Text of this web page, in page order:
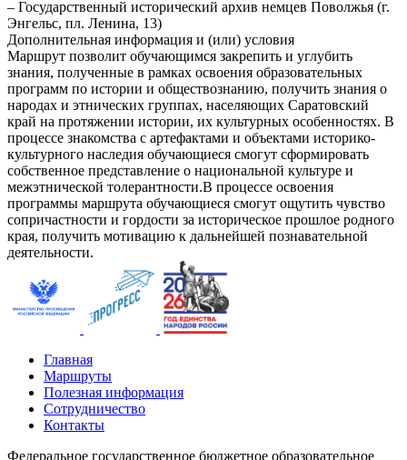
– Государственный исторический архив немцев Поволжья (г.
Энгельс, пл. Ленина, 13)
Дополнительная информация и (или) условия
Маршрут позволит обучающимся закрепить и углубить
знания, полученные в рамках освоения образовательных
программ по истории и обществознанию, получить знания о
народах и этнических группах, населяющих Саратовский
край на протяжении истории, их культурных особенностях. В
процессе знакомства с артефактами и объектами историко-
культурного наследия обучающиеся смогут сформировать
собственное представление о национальной культуре и
межэтнической толерантности.В процессе освоения
программы маршрута обучающиеся смогут ощутить чувство
сопричастности и гордости за историческое прошлое родного
края, получить мотивацию к дальнейшей познавательной
деятельности.
Главная
Маршруты
Полезная информация
Сотрудничество
Контакты
Федеральное государственное бюджетное образовательное